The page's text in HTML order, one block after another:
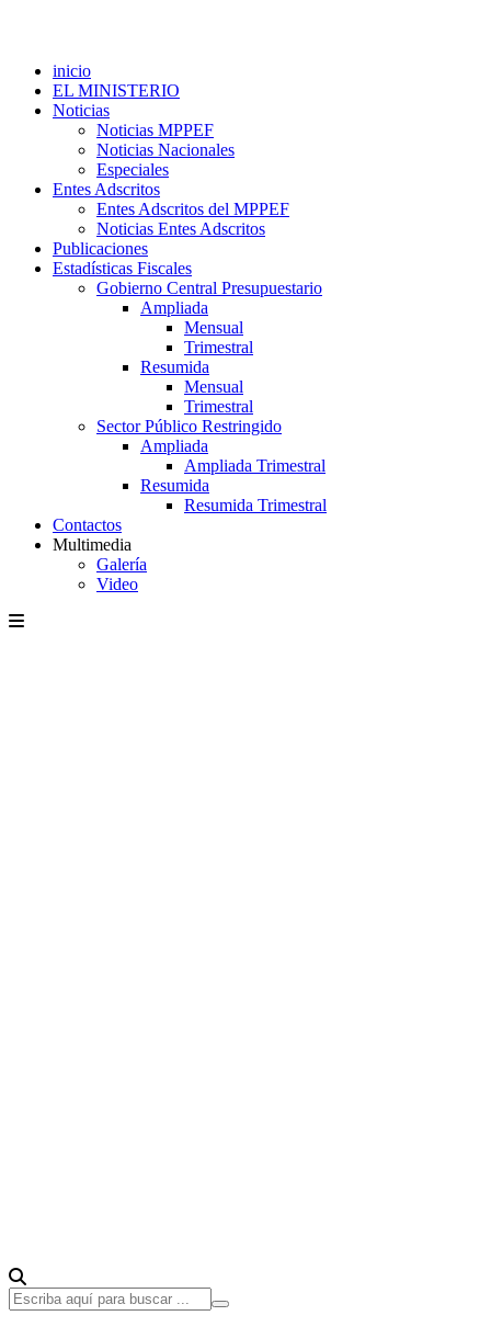
inicio
EL MINISTERIO
Noticias
Noticias MPPEF
Noticias Nacionales
Especiales
Entes Adscritos
Entes Adscritos del MPPEF
Noticias Entes Adscritos
Publicaciones
Estadísticas Fiscales
Gobierno Central Presupuestario
Ampliada
Mensual
Trimestral
Resumida
Mensual
Trimestral
Sector Público Restringido
Ampliada
Ampliada Trimestral
Resumida
Resumida Trimestral
Contactos
Multimedia
Galería
Video